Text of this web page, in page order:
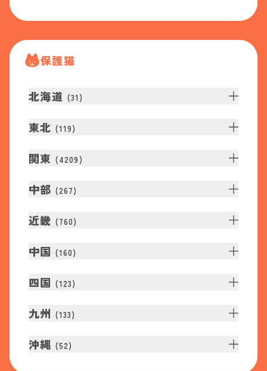
保護猫
北海道 (31 )
東北 (119)
関東 (4209 )
中部 (267)
近畿 (760)
中国 (160)
四国 (123)
九州 (133)
沖縄 (52)